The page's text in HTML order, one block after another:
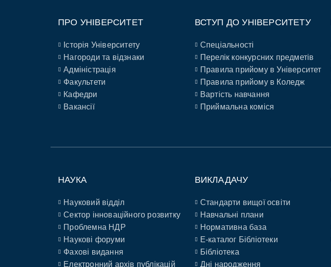
ПРО УНІВЕРСИТЕТ
Історія Університету
Нагороди та відзнаки
Адміністрація
Факультети
Кафедри
Вакансії
ВСТУП ДО УНІВЕРСИТЕТУ
Спеціальності
Перелік конкурсних предметів
Правила прийому в Університет
Правила прийому в Коледж
Вартість навчання
Приймальна коміся
НАУКА
Науковий відділ
Сектор інноваційного розвитку
Проблемна НДР
Наукові форуми
Фахові видання
Електронний архів публікацій
ВИКЛАДАЧУ
Стандарти вищої освіти
Навчальні плани
Нормативна база
E-каталог Бібліотеки
Бібліотека
Дні народження